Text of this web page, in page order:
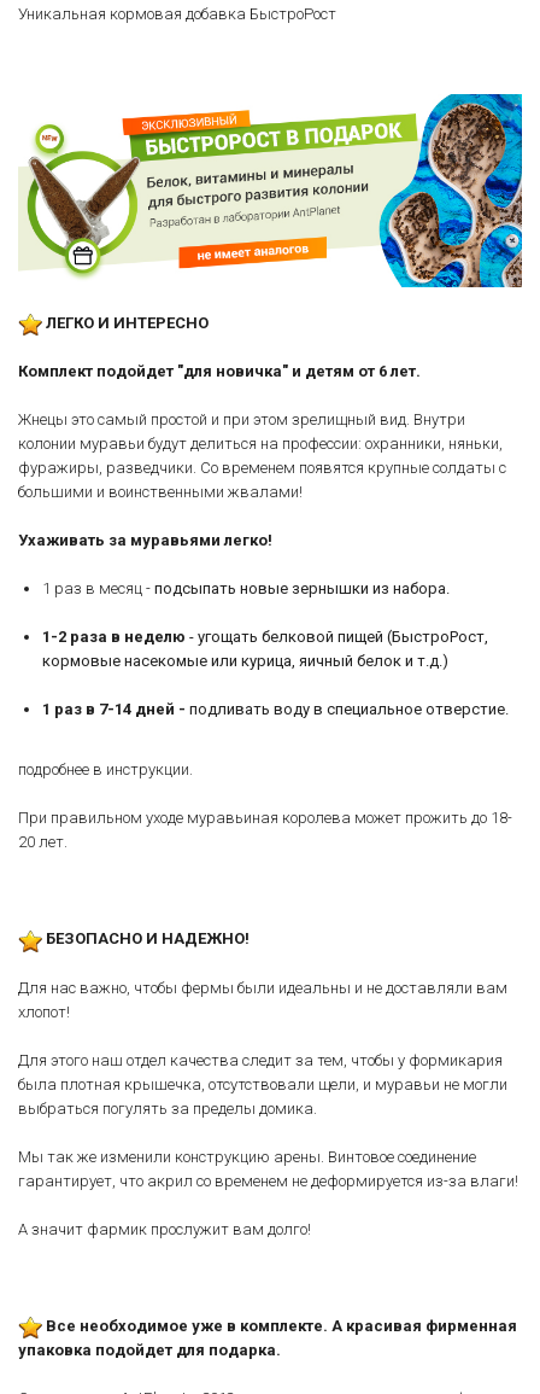
Уникальная кормовая добавка БыстроРост
ЛЕГКО И ИНТЕРЕСНО
Комплект подойдет "для новичка" и детям от 6 лет.
Жнецы это самый простой и при этом зрелищный вид. Внутри
колонии муравьи будут делиться на профессии: охранники, няньки,
фуражиры, разведчики. Со временем появятся крупные солдаты с
большими и воинственными жвалами!
Ухаживать за муравьями легко!
1 раз в месяц - подсыпать новые зернышки из набора.
1-2 раза в неделю - угощать белковой пищей (БыстроРост,
кормовые насекомые или курица, яичный белок и т.д.)
1 раз в 7-14 дней - подливать воду в специальное отверстие.
подробнее в инструкции.
При правильном уходе муравьиная королева может прожить до 18-
20 лет.
БЕЗОПАСНО И НАДЕЖНО!
Для нас важно, чтобы фермы были идеальны и не доставляли вам
хлопот!
Для этого наш отдел качества следит за тем, чтобы у формикария
была плотная крышечка, отсутствовали щели, и муравьи не могли
выбраться погулять за пределы домика.
Мы так же изменили конструкцию арены. Винтовое соединение
гарантирует, что акрил со временем не деформируется из-за влаги!
А значит фармик прослужит вам долго!
Все необходимое уже в комплекте. А красивая фирменная
упаковка подойдет для подарка.